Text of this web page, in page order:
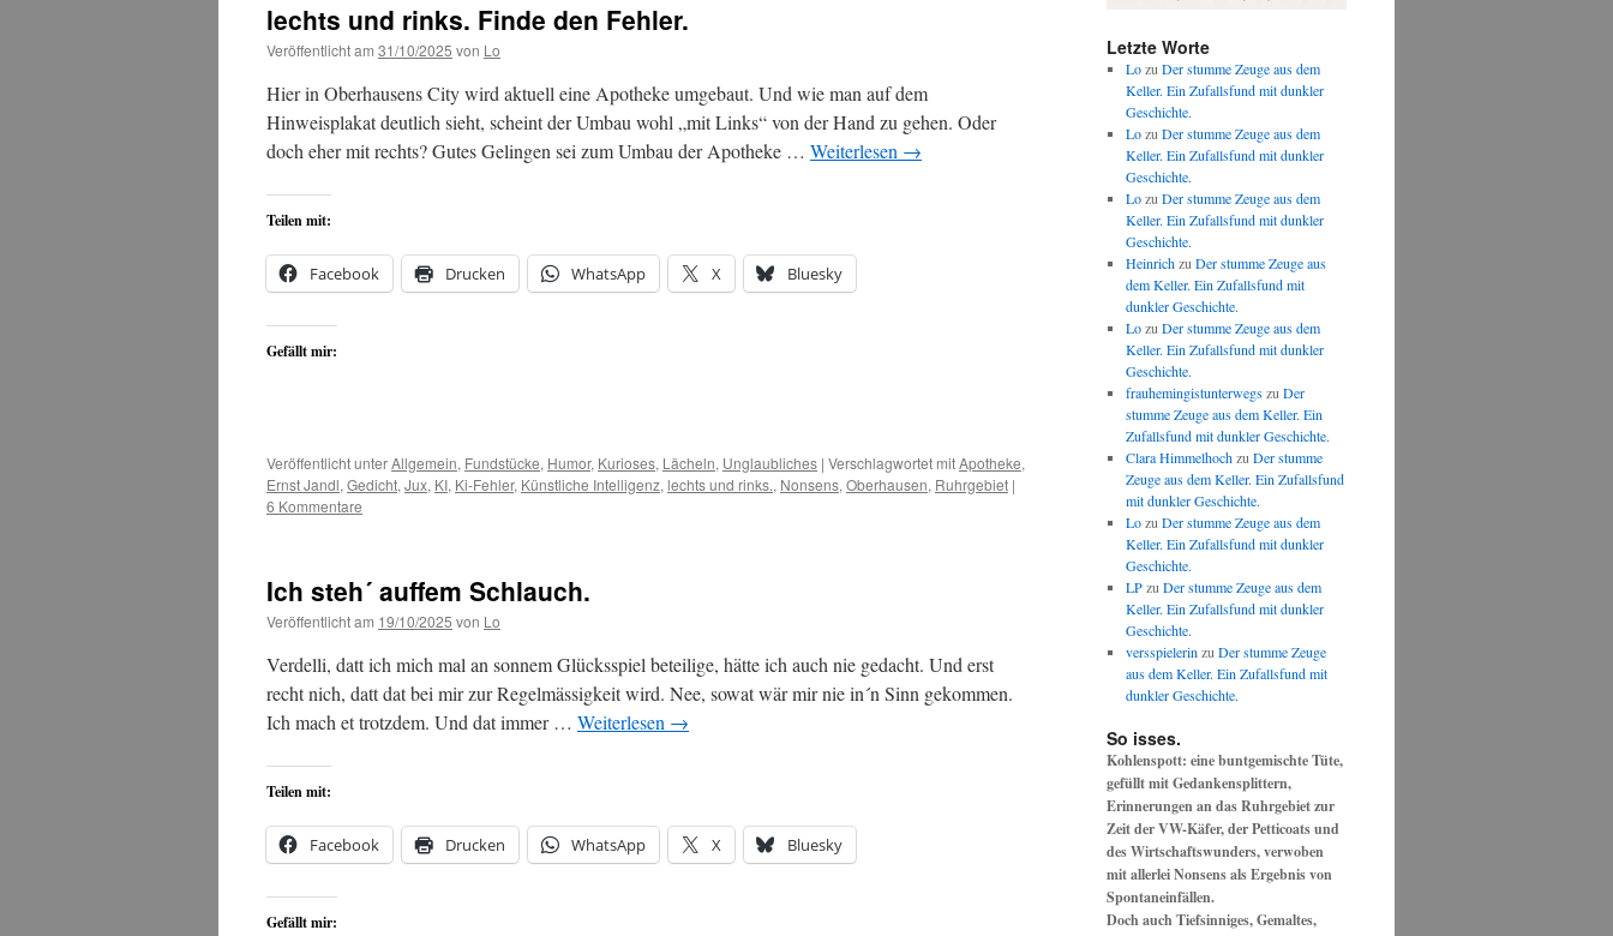
lechts und rinks. Finde den Fehler.
Veröffentlicht am 31/10/2025 von Lo
Hier in Oberhausens City wird aktuell eine Apotheke umgebaut. Und wie man auf dem
Hinweisplakat deutlich sieht, scheint der Umbau wohl „mit Links“ von der Hand zu gehen. Oder
doch eher mit rechts? Gutes Gelingen sei zum Umbau der Apotheke … Weiterlesen →
Teilen mit:
Facebook Drucken WhatsApp X Bluesky
Gefällt mir:
Veröffentlicht unterAllgemein, Fundstücke, Humor, Kurioses, Lächeln, Unglaubliches | Verschlagwortet mitApotheke,
Ernst Jandl, Gedicht, Jux, KI, Ki-Fehler, Künstliche Intelligenz, lechts und rinks., Nonsens, Oberhausen, Ruhrgebiet |
6 Kommentare
Ich steh´ auffem Schlauch.
Veröffentlicht am 19/10/2025 von Lo
Verdelli, datt ich mich mal an sonnem Glücksspiel beteilige, hätte ich auch nie gedacht. Und erst
recht nich, datt dat bei mir zur Regelmässigkeit wird. Nee, sowat wär mir nie in´n Sinn gekommen.
Ich mach et trotzdem. Und dat immer … Weiterlesen →
Teilen mit:
Facebook Drucken WhatsApp X Bluesky
Gefällt mir:
Letzte Worte
LozuDer stumme Zeuge aus dem
Keller. Ein Zufallsfund mit dunkler
Geschichte.
LozuDer stumme Zeuge aus dem
Keller. Ein Zufallsfund mit dunkler
Geschichte.
LozuDer stumme Zeuge aus dem
Keller. Ein Zufallsfund mit dunkler
Geschichte.
HeinrichzuDer stumme Zeuge aus
dem Keller. Ein Zufallsfund mit
dunkler Geschichte.
LozuDer stumme Zeuge aus dem
Keller. Ein Zufallsfund mit dunkler
Geschichte.
frauhemingistunterwegszuDer
stumme Zeuge aus dem Keller. Ein
Zufallsfund mit dunkler Geschichte.
Clara HimmelhochzuDer stumme
Zeuge aus dem Keller. Ein Zufallsfund
mit dunkler Geschichte.
LozuDer stumme Zeuge aus dem
Keller. Ein Zufallsfund mit dunkler
Geschichte.
LPzuDer stumme Zeuge aus dem
Keller. Ein Zufallsfund mit dunkler
Geschichte.
versspielerinzuDer stumme Zeuge
aus dem Keller. Ein Zufallsfund mit
dunkler Geschichte.
So isses.
Kohlenspott: eine buntgemischte Tüte,
gefüllt mit Gedankensplittern,
Erinnerungen an das Ruhrgebiet zur
Zeit der VW-Käfer, der Petticoats und
des Wirtschaftswunders, verwoben
mit allerlei Nonsens als Ergebnis von
Spontaneinfällen.
Doch auch Tiefsinniges, Gemaltes,